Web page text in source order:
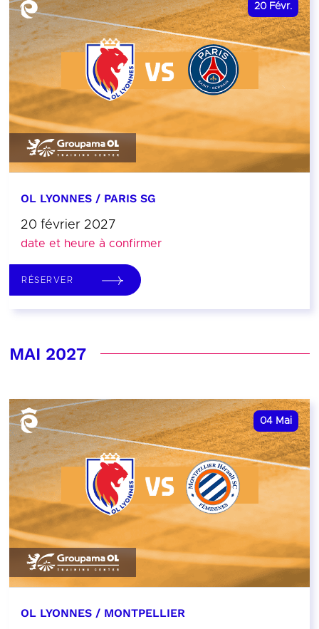
20 Févr.
OL LYONNES / PARIS SG
20 février 2027
date et heure à confirmer
RÉSERVER
MAI 2027
04 Mai
OL LYONNES / MONTPELLIER